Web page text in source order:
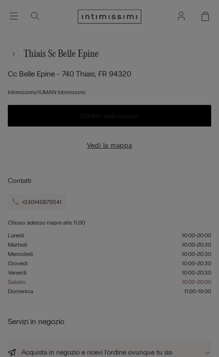
Thiais Sc Belle Epine
Cc Belle Epine - 740 Thiais, FR 94320
Intimissimi/IUMAN Intimissimi
Ottieni indicazioni
Vedi la mappa
Contatti
+330146875541
Chiuso adesso riapre alle 11:00
Lunedì
10:00-20:00
Martedì
10:00-20:30
Mercoledì
10:00-20:30
Giovedì
10:00-20:30
Venerdì
10:00-20:30
Sabato
10:00-20:00
Domenica
11:00-19:00
Servizi in negozio
Acquista in negozio e ricevi l’ordine ovunque tu sia